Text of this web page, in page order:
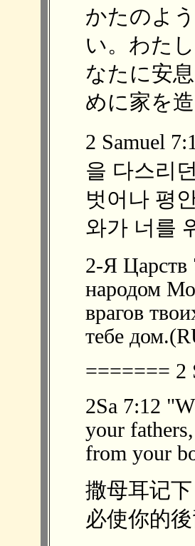
かたのよ
い。わた
なたに安
めに家を
2 Samuel
을 다스리
벗어나 평
와가 너를
2-Я Царств
народом
врагов
тебе
======= 2
2Sa 7:12
your
from your
撒母耳记
必使你的